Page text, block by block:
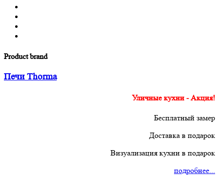
Product brand
Печи Thorma
Уличные кухни - Акция!
Бесплатный замер
Доставка в подарок
Визуализация кухни в подарок
подробнее...